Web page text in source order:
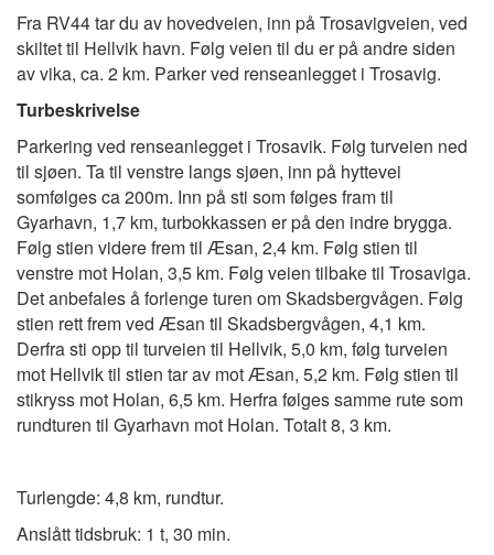
Fra RV44 tar du av hovedveien, inn på Trosavigveien, ved
skiltet til Hellvik havn. Følg veien til du er på andre siden
av vika, ca. 2 km. Parker ved renseanlegget i Trosavig.
Turbeskrivelse
Parkering ved renseanlegget i Trosavik. Følg turveien ned
til sjøen. Ta til venstre langs sjøen, inn på hyttevei
somfølges ca 200m. Inn på sti som følges fram til
Gyarhavn, 1,7 km, turbokkassen er på den indre brygga.
Følg stien videre frem til Æsan, 2,4 km. Følg stien til
venstre mot Holan, 3,5 km. Følg veien tilbake til Trosaviga.
Det anbefales å forlenge turen om Skadsbergvågen. Følg
stien rett frem ved Æsan til Skadsbergvågen, 4,1 km.
Derfra sti opp til turveien til Hellvik, 5,0 km, følg turveien
mot Hellvik til stien tar av mot Æsan, 5,2 km. Følg stien til
stikryss mot Holan, 6,5 km. Herfra følges samme rute som
rundturen til Gyarhavn mot Holan. Totalt 8, 3 km.
Turlengde: 4,8 km, rundtur.
Anslått tidsbruk: 1 t, 30 min.